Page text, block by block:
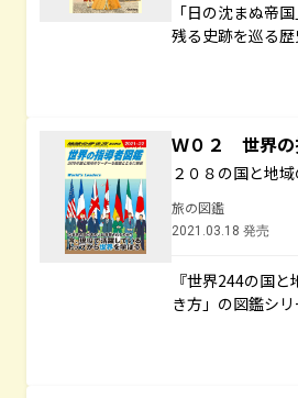
「日の沈まぬ帝
残る史跡を巡る歴
Ｗ０２ 世界の
２０８の国と地
旅の図鑑
2021.03.18 発売
『世界244の国
き方」の図鑑シ